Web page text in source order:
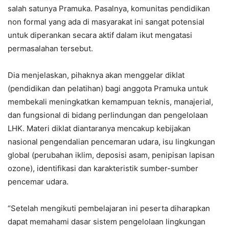
salah satunya Pramuka. Pasalnya, komunitas pendidikan
non formal yang ada di masyarakat ini sangat potensial
untuk diperankan secara aktif dalam ikut mengatasi
permasalahan tersebut.
Dia menjelaskan, pihaknya akan menggelar diklat
(pendidikan dan pelatihan) bagi anggota Pramuka untuk
membekali meningkatkan kemampuan teknis, manajerial,
dan fungsional di bidang perlindungan dan pengelolaan
LHK. Materi diklat diantaranya mencakup kebijakan
nasional pengendalian pencemaran udara, isu lingkungan
global (perubahan iklim, deposisi asam, penipisan lapisan
ozone), identifikasi dan karakteristik sumber-sumber
pencemar udara.
“Setelah mengikuti pembelajaran ini peserta diharapkan
dapat memahami dasar sistem pengelolaan lingkungan